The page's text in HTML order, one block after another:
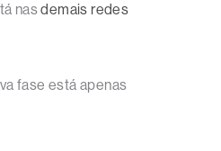
nasdemais redes
fase está apenas